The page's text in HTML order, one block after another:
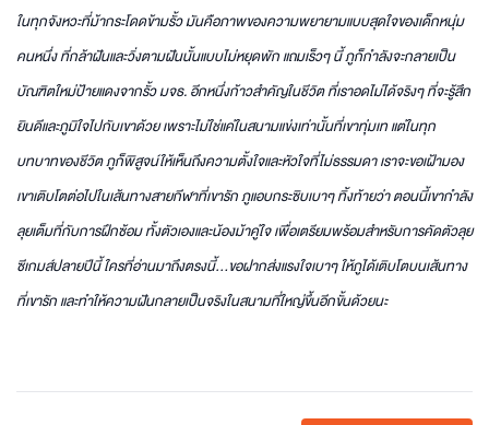
ในทุกจังหวะที่ม้ากระโดดข้ามรั้ว มันคือภาพของความพยายามแบบสุดใจของเด็กหนุ่ม
คนหนึ่ง ที่กล้าฝันและวิ่งตามฝันนั้นแบบไม่หยุดพัก แถมเร็วๆ นี้ ภูก็กำลังจะกลายเป็น
บัณฑิตใหม่ป้ายแดงจากรั้ว มจธ. อีกหนึ่งก้าวสำคัญในชีวิต ที่เราอดไม่ได้จริงๆ ที่จะรู้สึก
ยินดีและภูมิใจไปกับเขาด้วย เพราะไม่ใช่แค่ในสนามแข่งเท่านั้นที่เขาทุ่มเท แต่ในทุก
บทบาทของชีวิต ภูก็พิสูจน์ให้เห็นถึงความตั้งใจและหัวใจที่ไม่ธรรมดา เราจะขอเฝ้ามอง
เขาเติบโตต่อไปในเส้นทางสายกีฬาที่เขารัก ภูแอบกระซิบเบาๆ ทิ้งท้ายว่า ตอนนี้เขากำลัง
ลุยเต็มที่กับการฝึกซ้อม ทั้งตัวเองและน้องม้าคู่ใจ เพื่อเตรียมพร้อมสำหรับการคัดตัวลุย
ซีเกมส์ปลายปีนี้ ใครที่อ่านมาถึงตรงนี้…ขอฝากส่งแรงใจเบาๆ ให้ภูได้เติบโตบนเส้นทาง
ที่เขารัก และทำให้ความฝันกลายเป็นจริงในสนามที่ใหญ่ขึ้นอีกขั้นด้วยนะ